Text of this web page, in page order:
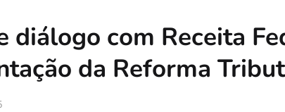
diálogo com Receita
da Reforma